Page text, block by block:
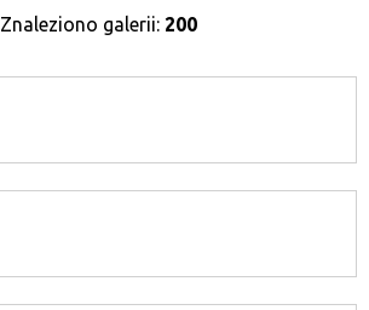
Publikacja od
Znaleziono galerii: 200